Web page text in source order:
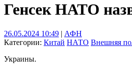
Генсек НАТО
26.05.2024 10:49 | АФН
Категории: Китай НАТО Внешняя
Украины.